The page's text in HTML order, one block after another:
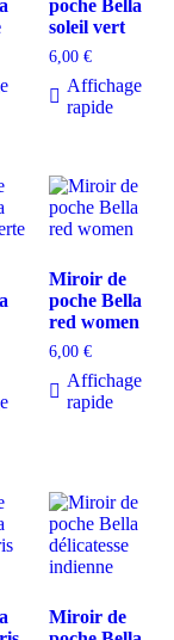
poche Bella
soleil vert
6,00 €
Affichage
rapide
Miroir de
poche Bella
red women
6,00 €
Affichage
rapide
Miroir de